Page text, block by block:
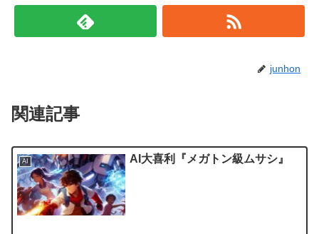
junhon
関連記事
AI AI大喜利『メガトン級ムサシ』